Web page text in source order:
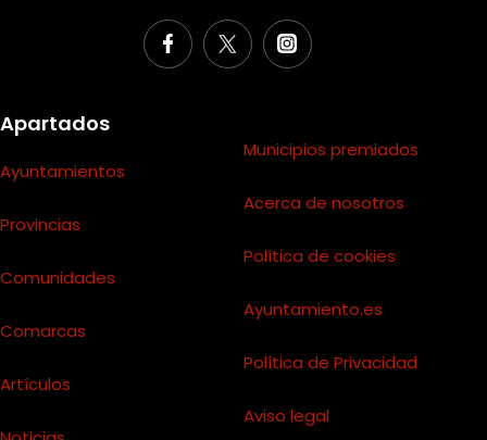
Apartados
Ayuntamientos
Provincias
Comunidades
Comarcas
Artículos
Municipios premiados
Acerca de nosotros
Política de cookies
Ayuntamiento.es
Política de Privacidad
Aviso legal